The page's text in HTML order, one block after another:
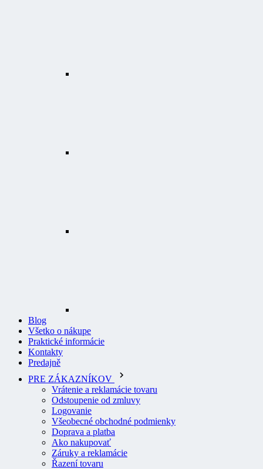
Všetko o nákupe
Praktické informácie
Kontakty
Predajně
PRE ZÁKAZNÍKOV
Vrátenie a reklamácie tovaru
Odstoupenie od zmluvy
Logovanie
Všeobecné obchodné podmienky
Doprava a platba
Ako nakupovať
Záruky a reklamácie
Řazení tovaru
Cookies
Pravidlá pre recenzie